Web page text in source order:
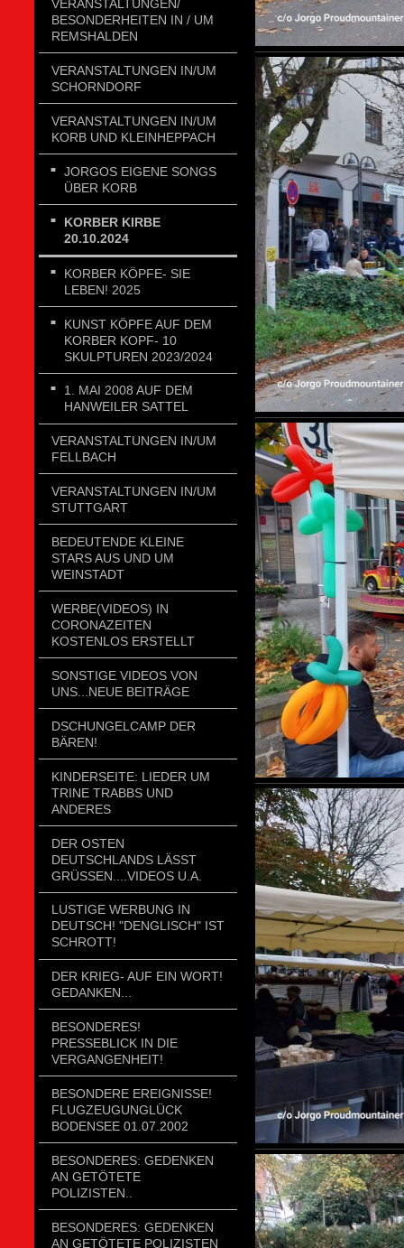
VERANSTALTUNGEN/
BESONDERHEITEN IN / UM
REMSHALDEN
VERANSTALTUNGEN IN/UM
SCHORNDORF
VERANSTALTUNGEN IN/UM
KORB UND KLEINHEPPACH
JORGOS EIGENE SONGS
ÜBER KORB
KORBER KIRBE
20.10.2024
KORBER KÖPFE- SIE
LEBEN! 2025
KUNST KÖPFE AUF DEM
KORBER KOPF- 10
SKULPTUREN 2023/2024
1. MAI 2008 AUF DEM
HANWEILER SATTEL
VERANSTALTUNGEN IN/UM
FELLBACH
VERANSTALTUNGEN IN/UM
STUTTGART
BEDEUTENDE KLEINE
STARS AUS UND UM
WEINSTADT
WERBE(VIDEOS) IN
CORONAZEITEN
KOSTENLOS ERSTELLT
SONSTIGE VIDEOS VON
UNS...NEUE BEITRÄGE
DSCHUNGELCAMP DER
BÄREN!
KINDERSEITE: LIEDER UM
TRINE TRABBS UND
ANDERES
DER OSTEN
DEUTSCHLANDS LÄSST
GRÜSSEN....VIDEOS U.A.
LUSTIGE WERBUNG IN
DEUTSCH! "DENGLISCH" IST
SCHROTT!
DER KRIEG- AUF EIN WORT!
GEDANKEN...
BESONDERES!
PRESSEBLICK IN DIE
VERGANGENHEIT!
BESONDERE EREIGNISSE!
FLUGZEUGUNGLÜCK
BODENSEE 01.07.2002
BESONDERES: GEDENKEN
AN GETÖTETE
POLIZISTEN..
BESONDERES: GEDENKEN
AN GETÖTETE POLIZISTEN